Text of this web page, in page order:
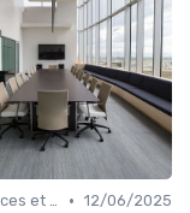
Commerces et Retail • 12/06/2025